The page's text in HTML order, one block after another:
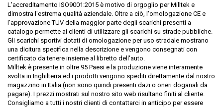
L'accreditamento ISO9001:2015 è motivo di orgoglio per Milltek e
dimostra l'estrema qualità aziendale. Oltre a ciò, l'omologazione CE e
l'approvazione TUV della maggior parte degli scarichi presenti a
catalogo permette ai clienti di utilizzare gli scarichi su strade pubbliche.
Gli scarichi sportivi dotati di omologazione per uso stradale mostrano
una dicitura specifica nella descrizione e vengono consegnati con
certificato da tenere insieme al libretto dell'auto.
Milltek è presente in oltre 95 Paesi e la produzione viene interamente
svolta in Inghilterra ed i prodotti vengono spediti direttamente dal nostro
magazzino in Italia (non sono quindi presenti dazi o oneri doganali da
pagare). I prezzi mostrati sul nostro sito web risultano finiti al cliente.
Consigliamo a tutti i nostri clienti di contattarci in anticipo per essere